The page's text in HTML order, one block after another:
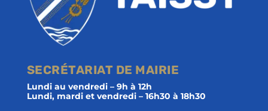
SECRÉTARIAT DE MAIRIE
Lundi au vendredi – 9h à 12h
Lundi, mardi et vendredi – 16h30 à 18h30